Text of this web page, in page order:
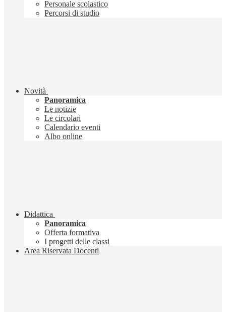
Personale scolastico
Percorsi di studio
Novità
Panoramica
Le notizie
Le circolari
Calendario eventi
Albo online
Didattica
Panoramica
Offerta formativa
I progetti delle classi
Area Riservata Docenti